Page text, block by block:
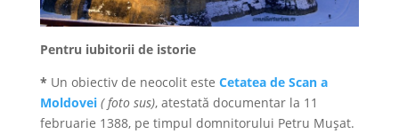
Pentru iubitorii de istorie
* Un obiectiv de neocolit este Cetatea de Scan a
Moldovei ( foto sus), atestată documentar la 11
februarie 1388, pe timpul domnitorului Petru Muşat.